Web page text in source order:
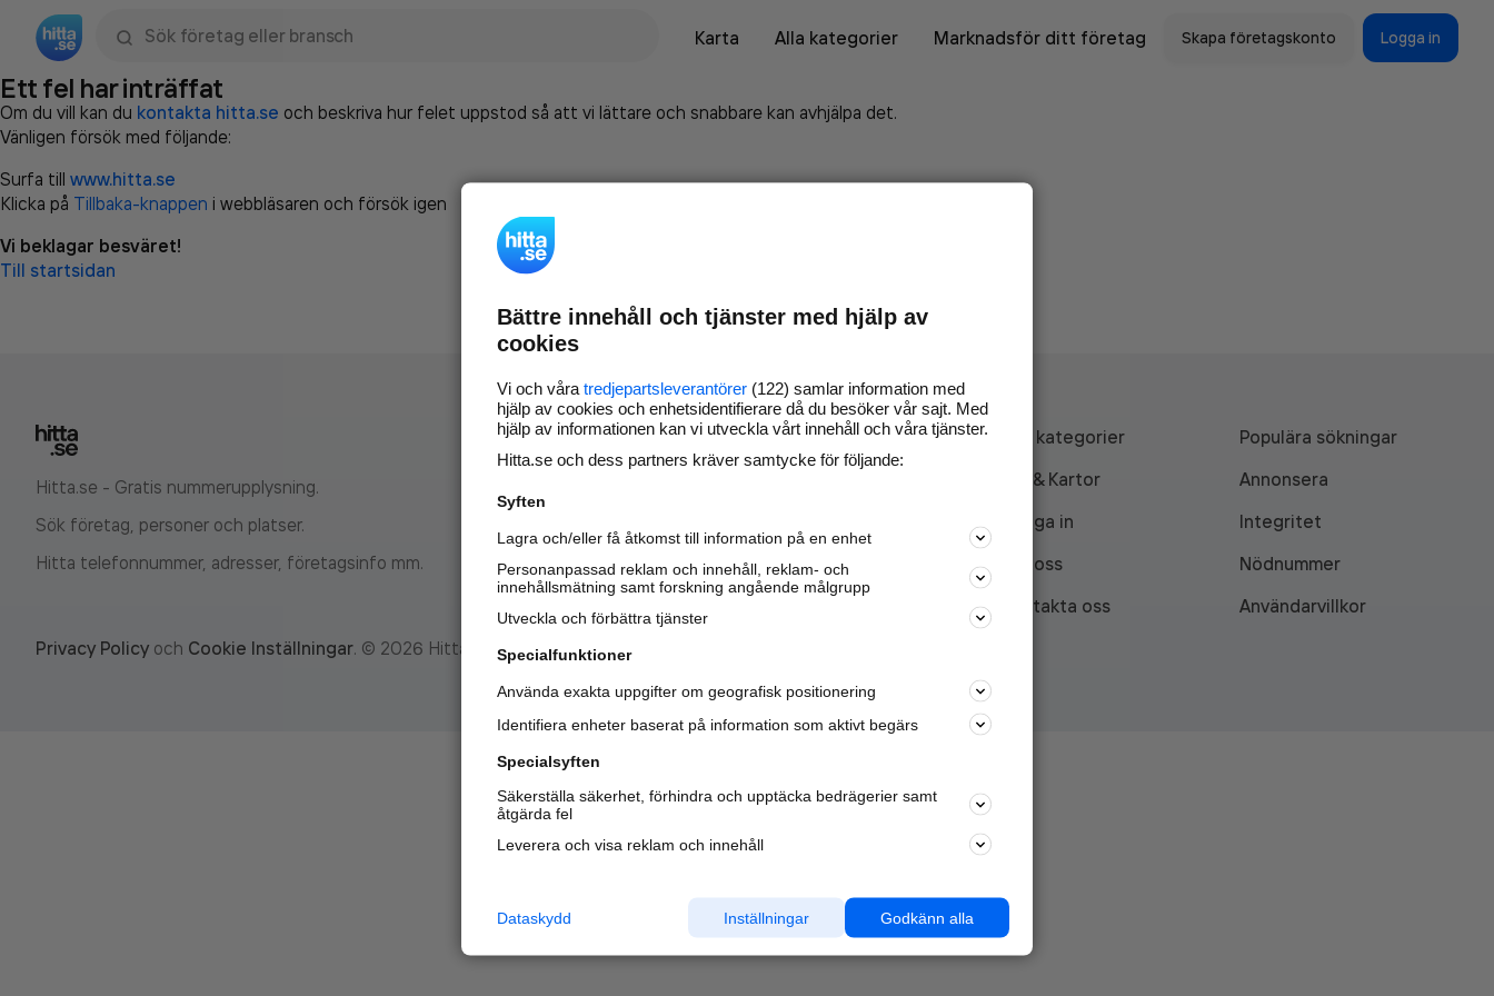
Karta
Alla kategorier Marknadsför ditt företag Skapa företagskonto Logga in
Ett fel har inträffat
Om du vill kan du kontakta hitta.se och beskriva hur felet uppstod så att vi lättare och snabbare kan avhjälpa det.
Vänligen försök med följande:
Surfa till www.hitta.se
Klicka på Tillbaka-knappen i webbläsaren och försök igen
Vi beklagar besväret!
Till startsidan
Hitta.se - Gratis nummerupplysning.
Sök företag, personer och platser.
Hitta telefonnummer, adresser, företagsinfo mm.
Marknadsför företaget på
nya kunder och
samarbetspartners nära dig.
Läs mer här
Alla kategorier
Populära sökningar
API & Kartor
Annonsera
Logga in
Integritet
Om oss
Nödnummer
Kontakta oss
Användarvillkor
Privacy Policy och Cookie Inställningar. © 2026 Hitta.se
Bättre innehåll och tjänster med hjälp av
cookies
Vi och våra tredjepartsleverantörer (122) samlar information med
hjälp av cookies och enhetsidentifierare då du besöker vår sajt. Med
hjälp av informationen kan vi utveckla vårt innehåll och våra tjänster.
Hitta.se och dess partners kräver samtycke för följande:
Syften
Lagra och/eller få åtkomst till information på en enhet
Personanpassad reklam och innehåll, reklam- och
innehållsmätning samt forskning angående målgrupp
Utveckla och förbättra tjänster
Specialfunktioner
Använda exakta uppgifter om geografisk positionering
Identifiera enheter baserat på information som aktivt begärs
Specialsyften
Säkerställa säkerhet, förhindra och upptäcka bedrägerier samt
åtgärda fel
Leverera och visa reklam och innehåll
Godkänn alla
Inställningar
Dataskydd